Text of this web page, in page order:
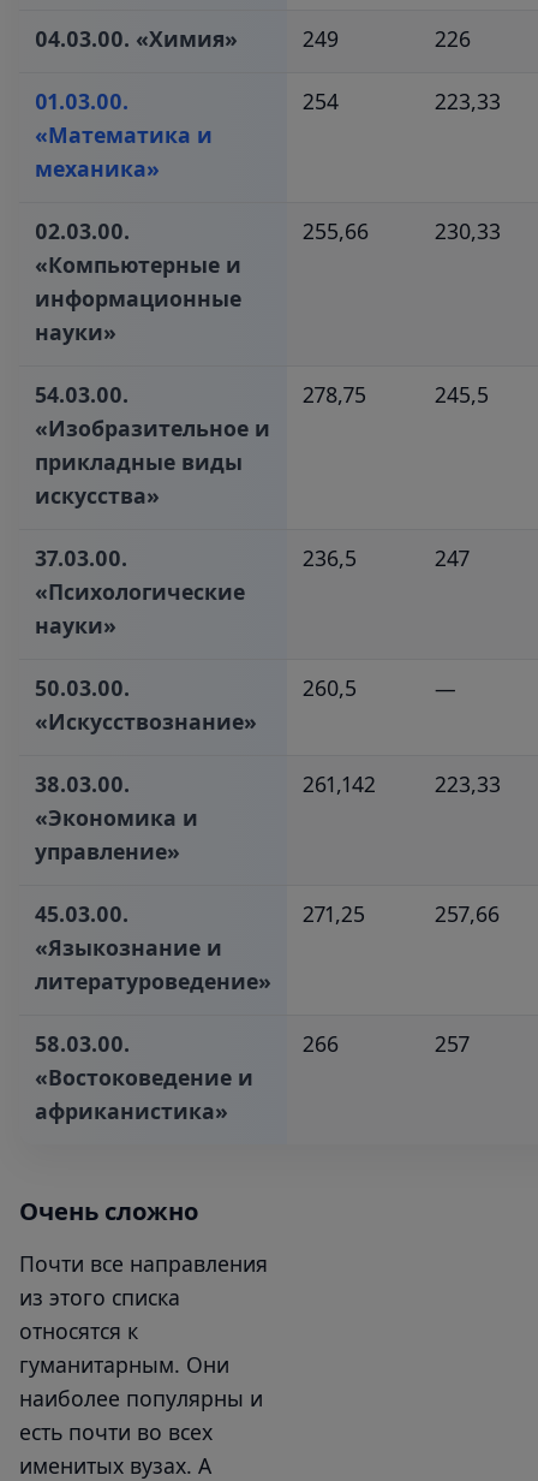
04.03.00. «Химия»‎ 249 226
01.03.00.
«Математика и
механика»
254 223,33
02.03.00.
«Компьютерные и
информационные
науки»‎
255,66 230,33
54.03.00.
«Изобразительное и
прикладные виды
искусства»‎
278,75 245,5
37.03.00.
«Психологические
науки»‎
236,5 247
50.03.00.
«Искусствознание»‎
260,5 —
38.03.00.
«Экономика и
управление»‎
261,142 223,33
45.03.00.
«Языкознание и
литературоведение»‎
271,25 257,66
58.03.00.
«Востоковедение и
африканистика»‎
266 257
Очень сложно
Почти все направления
из этого списка
относятся к
гуманитарным. Они
наиболее популярны и
есть почти во всех
именитых вузах. А